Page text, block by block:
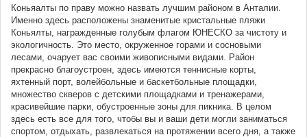
Коньяалты по праву можно назвать лучшим районом в Анталии.
Именно здесь расположены знаменитые кристальные пляжи
Коньялты, награжденные голубым флагом ЮНЕСКО за чистоту и
экологичность. Это место, окруженное горами и сосновыми
лесами, очарует вас своими живописными видами. Район
прекрасно благоустроен, здесь имеются теннисные корты,
яхтенный порт, волейбольные и баскетбольные площадки,
множество скверов с детскими площадками и тренажерами,
красивейшие парки, обустроенные зоны для пикника. В целом
здесь есть все для того, чтобы вы и ваши дети могли заниматься
спортом, отдыхать, развлекаться на протяжении всего дня, а также